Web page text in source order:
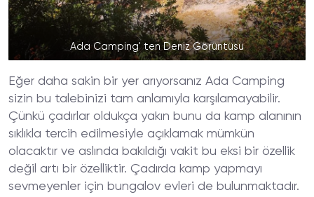
Ada Camping' ten Deniz Görüntüsü
Eğer daha sakin bir yer arıyorsanız Ada Camping
sizin bu talebinizi tam anlamıyla karşılamayabilir.
Çünkü çadırlar oldukça yakın bunu da kamp alanının
sıklıkla tercih edilmesiyle açıklamak mümkün
olacaktır ve aslında bakıldığı vakit bu eksi bir özellik
değil artı bir özelliktir. Çadırda kamp yapmayı
sevmeyenler için bungalov evleri de bulunmaktadır.